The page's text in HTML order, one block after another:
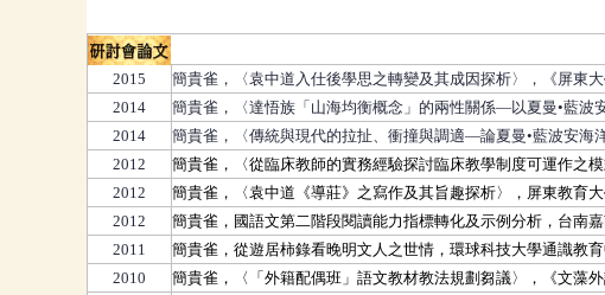
2015
簡貴雀，〈袁中道入仕後學思之轉變及其成因探析〉，《屏東
2014
簡貴雀，〈達悟族「山海均衡概念」的兩性關係—以夏曼•藍波
2014
簡貴雀，〈傳統與現代的拉扯、衝撞與調適—論夏曼•藍波安海
2012
簡貴雀，〈從臨床教師的實務經驗探討臨床教學制度可運作之
2012
簡貴雀，〈袁中道《導莊》之寫作及其旨趣探析〉，屏東教育
2012
簡貴雀，國語文第二階段閱讀能力指標轉化及示例分析，台南
2011
簡貴雀，從遊居柿錄看晚明文人之世情，環球科技大學通識教
2010
簡貴雀，〈「外籍配偶班」語文教材教法規劃芻議〉，《文藻